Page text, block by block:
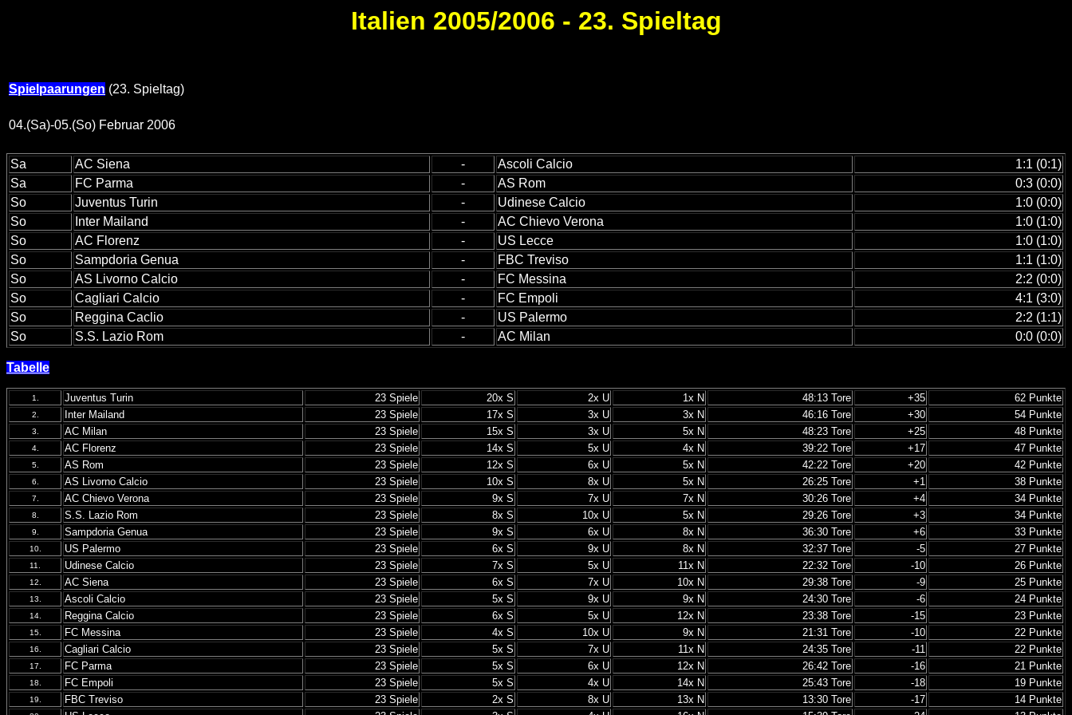
Italien 2005/2006 - 23. Spieltag
Spielpaarungen (23. Spieltag)
04.(Sa)-05.(So) Februar 2006
Sa AC Siena - Ascoli Calcio
1:1 (0:1)
Sa
FC Parma - AS Rom
0:3 (0:0)
So
Juventus Turin - Udinese Calcio
1:0 (0:0)
So
Inter Mailand - AC Chievo Verona
1:0 (1:0)
So
AC Florenz - US Lecce
1:0 (1:0)
So
Sampdoria Genua - FBC Treviso
1:1 (1:0)
So
AS Livorno Calcio - FC Messina
2:2 (0:0)
So
Cagliari Calcio - FC Empoli
4:1 (3:0)
So
Reggina Caclio - US Palermo
2:2 (1:1)
So
S.S. Lazio Rom - AC Milan 0:0 (0:0)
Tabelle
1. Juventus Turin 23 Spiele 20x S 2x U 1x N 48:13 Tore +35 62 Punkte
2. Inter Mailand 23 Spiele 17x S 3x U 3x N 46:16 Tore +30 54 Punkte
3. AC Milan 23 Spiele 15x S 3x U 5x N 48:23 Tore +25 48 Punkte
4. AC Florenz 23 Spiele 14x S 5x U 4x N 39:22 Tore +17 47 Punkte
5. AS Rom 23 Spiele 12x S 6x U 5x N 42:22 Tore +20 42 Punkte
6. AS Livorno Calcio 23 Spiele 10x S 8x U 5x N 26:25 Tore +1 38 Punkte
7. AC Chievo Verona 23 Spiele 9x S 7x U 7x N 30:26 Tore +4 34 Punkte
8. S.S. Lazio Rom 23 Spiele 8x S 10x U 5x N 29:26 Tore +3 34 Punkte
9. Sampdoria Genua 23 Spiele 9x S 6x U 8x N 36:30 Tore +6 33 Punkte
10. US Palermo 23 Spiele 6x S 9x U 8x N 32:37 Tore -5 27 Punkte
11. Udinese Calcio 23 Spiele 7x S 5x U 11x N 22:32 Tore -10 26 Punkte
12. AC Siena 23 Spiele 6x S 7x U 10x N 29:38 Tore -9 25 Punkte
13. Ascoli Calcio 23 Spiele 5x S 9x U 9x N 24:30 Tore -6 24 Punkte
14. Reggina Calcio 23 Spiele 6x S 5x U 12x N 23:38 Tore -15 23 Punkte
15. FC Messina 23 Spiele 4x S 10x U 9x N 21:31 Tore -10 22 Punkte
16. Cagliari Calcio 23 Spiele 5x S 7x U 11x N 24:35 Tore -11 22 Punkte
17. FC Parma 23 Spiele 5x S 6x U 12x N 26:42 Tore -16 21 Punkte
18. FC Empoli 23 Spiele 5x S 4x U 14x N 25:43 Tore -18 19 Punkte
19. FBC Treviso 23 Spiele 2x S 8x U 13x N 13:30 Tore -17 14 Punkte